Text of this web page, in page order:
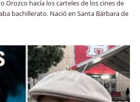
Orozco hacía los carteles de los cines de
bachillerato. Nació en Santa Bárbara de